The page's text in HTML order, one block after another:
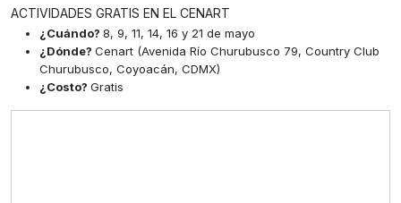
ACTIVIDADES GRATIS EN EL CENART
¿Cuándo? 8, 9, 11, 14, 16 y 21 de mayo
¿Dónde? Cenart (Avenida Río Churubusco 79, Country Club
Churubusco, Coyoacán, CDMX)
¿Costo? Gratis